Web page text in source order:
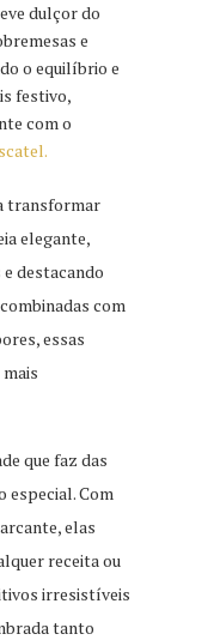
dulçor do
e
o equilíbrio e
festivo,
com o
transformar
elegante,
destacando
com
essas
que faz das
especial. Com
elas
receita ou
irresistíveis
tanto